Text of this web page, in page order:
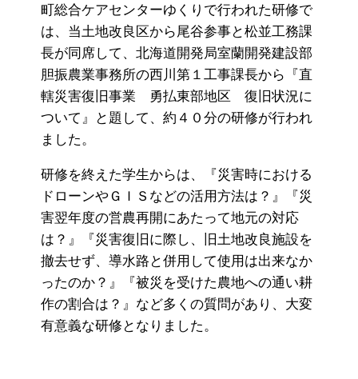
町総合ケアセンターゆくりで行われた研修で
は、当土地改良区から尾谷参事と松並工務課
長が同席して、北海道開発局室蘭開発建設部
胆振農業事務所の西川第１工事課長から『直
轄災害復旧事業 勇払東部地区 復旧状況に
ついて』と題して、約４０分の研修が行われ
ました。
研修を終えた学生からは、『災害時における
ドローンやＧＩＳなどの活用方法は？』『災
害翌年度の営農再開にあたって地元の対応
は？』『災害復旧に際し、旧土地改良施設を
撤去せず、導水路と併用して使用は出来なか
ったのか？』『被災を受けた農地への通い耕
作の割合は？』など多くの質問があり、大変
有意義な研修となりました。